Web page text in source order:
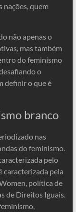
nações, quem
não apenas o
mas também
do feminismo
o
definir o que é
branco
nas
do feminismo.
pelo
caracterizada pela
política de
de Direitos Iguais.